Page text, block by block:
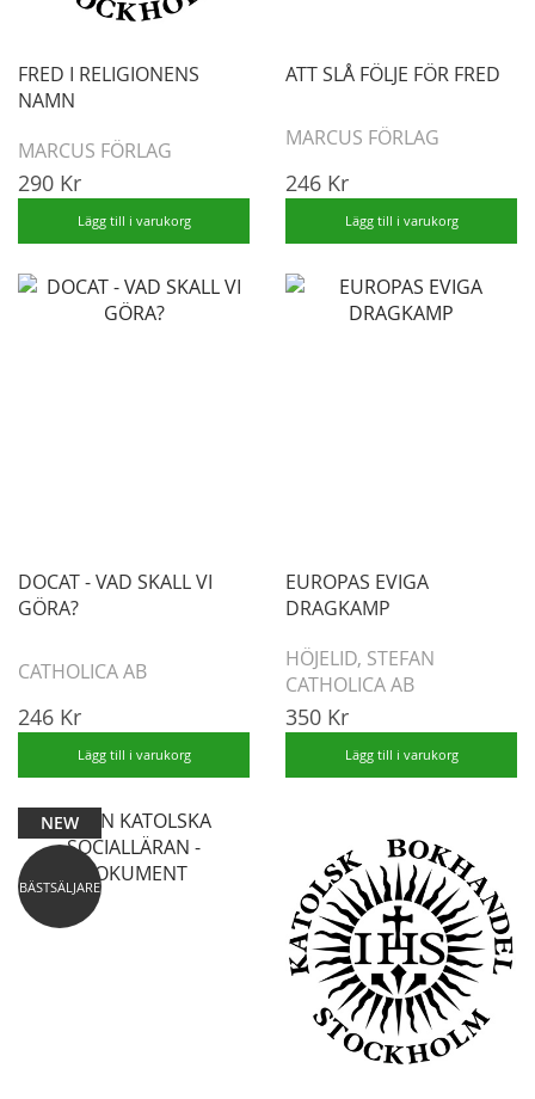
FRED I RELIGIONENS
NAMN
MARCUS FÖRLAG
290 Kr
Lägg till i varukorg
ATT SLÅ FÖLJE FÖR FRED
MARCUS FÖRLAG
246 Kr
Lägg till i varukorg
DOCAT - VAD SKALL VI
GÖRA?
CATHOLICA AB
246 Kr
Lägg till i varukorg
EUROPAS EVIGA
DRAGKAMP
HÖJELID, STEFAN
CATHOLICA AB
350 Kr
Lägg till i varukorg
NEW
BÄSTSÄLJARE